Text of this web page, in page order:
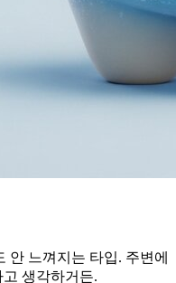
안 느껴지는 타입. 주변에
생각하거든.